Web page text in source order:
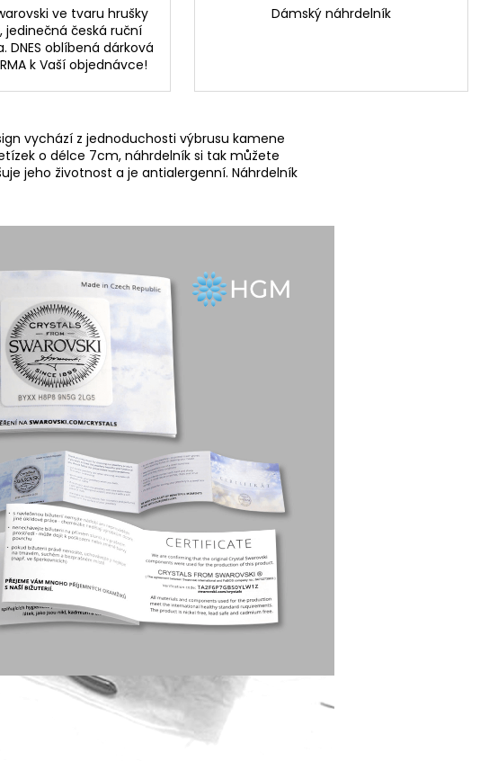
ve tvaru hrušky
jedinečná česká ruční
DNES oblíbená dárková
k Vaší objednávce!
Dámský náhrdelník
vychází z jednoduchosti výbrusu kamene
o délce 7cm, náhrdelník si tak můžete
jeho životnost a je antialergenní. Náhrdelník